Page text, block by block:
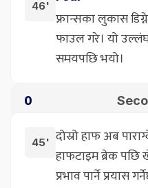
46'
फ्रान्सका लुकास
फाउल गरे। यो
समयपछि भयो।
0
45' दोस्रो हाफ अब
हाफटाइम ब्रेक पछि
प्रभाव पार्ने प्रयास